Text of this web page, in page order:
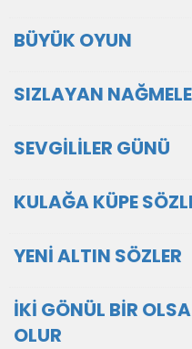
BÜYÜK OYUN
SIZLAYAN
SEVGİLİLER GÜNÜ
KULAĞA KÜPE
YENİ ALTIN SÖZLER
İKİ GÖNÜL BİR
OLUR